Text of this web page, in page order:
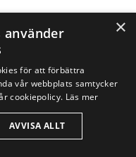
×
använder
för att förbättra
vår webbplats samtycker
cookiepolicy. Läs mer
AVVISA ALLT